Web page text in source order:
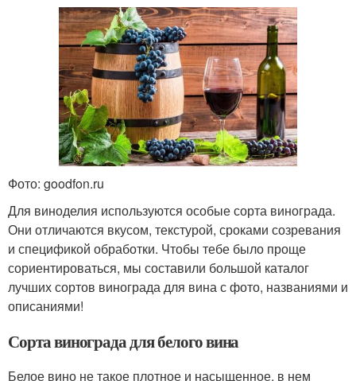
Фото: goodfon.ru
Для виноделия используются особые сорта винограда.
Они отличаются вкусом, текстурой, сроками созревания
и спецификой обработки. Чтобы тебе было проще
сориентироваться, мы составили большой каталог
лучших сортов винограда для вина с фото, названиями и
описаниями!
Сорта винограда для белого вина
Белое вино не такое плотное и насыщенное, в нем